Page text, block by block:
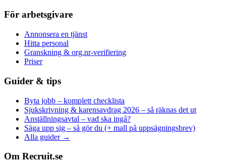
För arbetsgivare
Annonsera en tjänst
Hitta personal
Granskning & org.nr-verifiering
Priser
Guider & tips
Byta jobb – komplett checklista
Sjukskrivning & karensavdrag 2026 – så räknas det ut
Anställningsavtal – vad ska ingå?
Säga upp sig – så gör du (+ mall på uppsägningsbrev)
Alla guider →
Om Recruit.se